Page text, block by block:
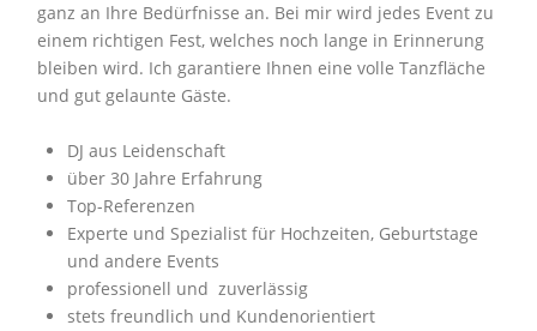
ganz an Ihre Bedürfnisse an. Bei mir wird jedes Event zu
einem richtigen Fest, welches noch lange in Erinnerung
bleiben wird. Ich garantiere Ihnen eine volle Tanzfläche
und gut gelaunte Gäste.
DJ aus Leidenschaft
über 30 Jahre Erfahrung
Top-Referenzen
Experte und Spezialist für Hochzeiten, Geburtstage
und andere Events
professionell und zuverlässig
stets freundlich und Kundenorientiert